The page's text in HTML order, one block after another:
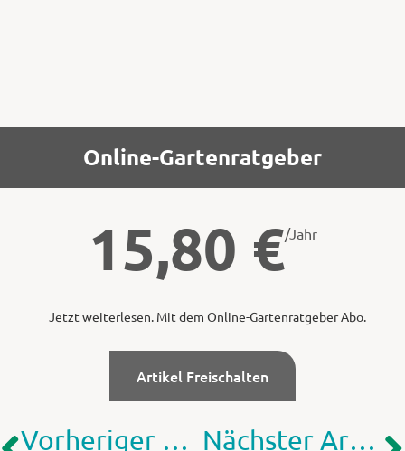
Online-Gartenratgeber
15,80 €/Jahr
Jetzt weiterlesen. Mit dem Online-Gartenratgeber Abo.
Artikel Freischalten
Vorheriger Artikel Nächster Artikel